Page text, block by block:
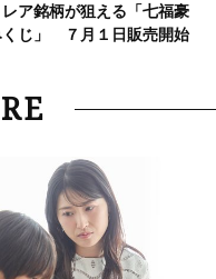
ア銘柄が狙える「七福豪
くじ」 ７月１日販売開始